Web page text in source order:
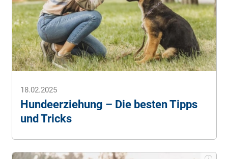
18.02.2025
Hundeerziehung – Die besten Tipps
und Tricks